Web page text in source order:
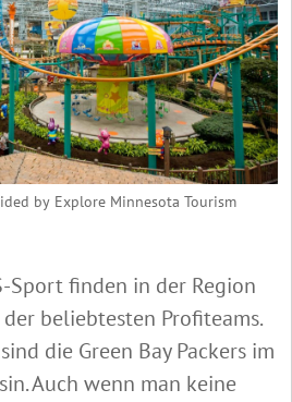
by Explore Minnesota Tourism
Sport finden in der Region
beliebtesten Profiteams.
die Green Bay Packers im
Auch wenn man keine